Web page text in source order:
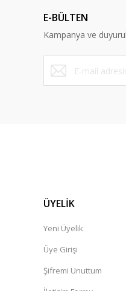
Ürün
Ürün fiyatı
Bu ürüne
E-BÜLTEN
Kampanya ve
ÜYELİK
Yeni Üyelik
Üye Girişi
Şifremi Unuttum